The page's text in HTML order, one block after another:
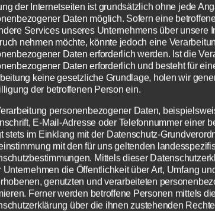
ihrer „Lieblingsdisziplin“ Slalom ihr
den Start für’s XCO Rennen gehen.
und sonnig, aber sehr kalt.
nach dem Start in die Spitzengruppe einreihen
vorne nicht mithalten und musste sich
das Rennen auf Platz 15.
der Internetseiten ist grundsätzlich ohne jede
Daten möglich. Sofern eine
Services unseres Unternehmens über unsere
nehmen möchte, könnte jedoch eine
Daten erforderlich werden. Ist die
Daten erforderlich und besteht für
keine gesetzliche Grundlage, holen wir
der betroffenen Person ein.
personenbezogener Daten,
E-Mail-Adresse oder Telefonnummer einer
stets im Einklang mit der Datenschutz-
mit den für uns geltenden
Mittels dieser
Unternehmen die Öffentlichkeit über Art, Umfang
genutzten und verarbeiteten
Ferner werden betroffene Personen mittels
über die ihnen zustehenden